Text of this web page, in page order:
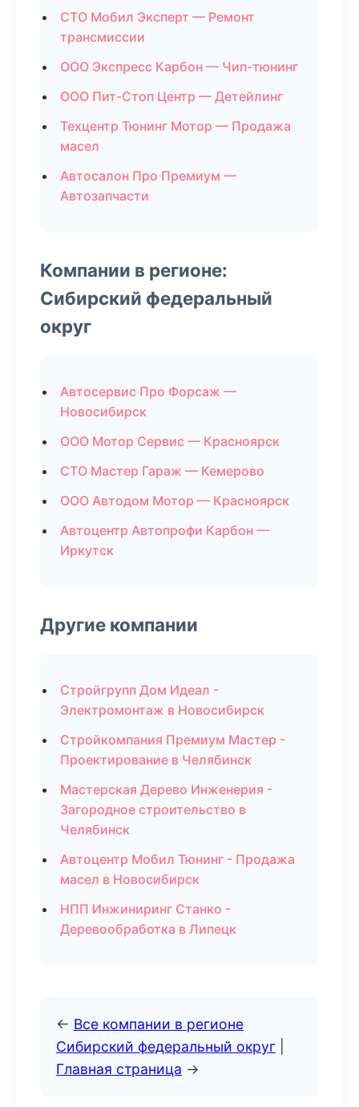
СТО Мобил Эксперт — Ремонт
трансмиссии
ООО Экспресс Карбон — Чип-тюнинг
ООО Пит-Стоп Центр — Детейлинг
Техцентр Тюнинг Мотор — Продажа
масел
Автосалон Про Премиум —
Автозапчасти
Компании в регионе:
Сибирский федеральный
округ
Автосервис Про Форсаж —
Новосибирск
ООО Мотор Сервис — Красноярск
СТО Мастер Гараж — Кемерово
ООО Автодом Мотор — Красноярск
Автоцентр Автопрофи Карбон —
Иркутск
Другие компании
Стройгрупп Дом Идеал -
Электромонтаж в Новосибирск
Стройкомпания Премиум Мастер -
Проектирование в Челябинск
Мастерская Дерево Инженерия -
Загородное строительство в
Челябинск
Автоцентр Мобил Тюнинг - Продажа
масел в Новосибирск
НПП Инжиниринг Станко -
Деревообработка в Липецк
← Все компании в регионе
Сибирский федеральный округ
Главная страница →